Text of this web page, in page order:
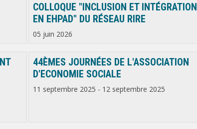
COLLOQUE "INCLUSION ET INTÉGRATION
EN EHPAD" DU RÉSEAU RIRE
05 juin 2026
44ÈMES JOURNÉES DE L'ASSOCIATION
D'ECONOMIE SOCIALE
11 septembre 2025 - 12 septembre 2025